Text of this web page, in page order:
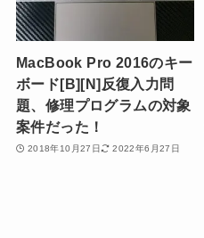
MacBook Pro 2016のキー
ボード[B][N]反復入力問
題、修理プログラムの対象
案件だった！
2018年10月27日 2022年6月27日